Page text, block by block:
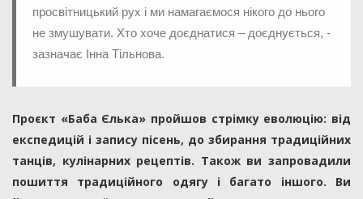
просвітницький рух і ми намагаємося нікого до нього
не змушувати. Хто хоче доєднатися – доєднується, -
зазначає Інна Тільнова.
Проєкт «Баба Єлька» пройшов стрімку еволюцію: від
експедицій і запису пісень, до збирання традиційних
танців, кулінарних рецептів. Також ви запровадили
пошиття традиційного одягу і багато іншого. Ви